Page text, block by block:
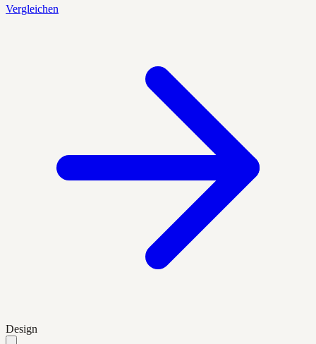
Vergleichen
Design